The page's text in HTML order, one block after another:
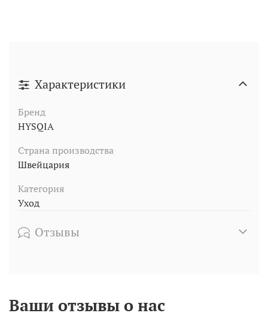
Характеристики
Бренд
HYSQIA
Страна производства
Швейцария
Категория
Уход
Отзывы
Ваши отзывы о нас